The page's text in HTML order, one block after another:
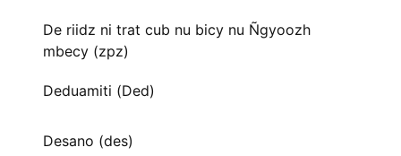
De riidz ni trat cub nu bicy nu Ñgyoozh
mbecy (zpz)
Deduamiti (Ded)
Desano (des)